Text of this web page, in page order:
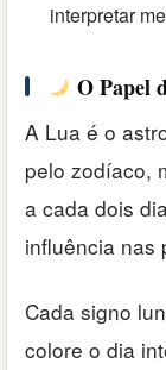
interpretar
O Papel
A Lua é o
pelo zodíaco,
a cada dois
influência nas
Cada signo
colore o dia